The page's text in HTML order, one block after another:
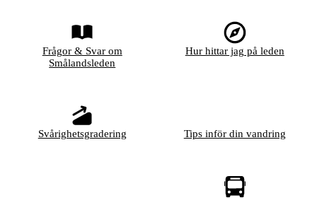
Frågor & Svar om
Smålandsleden
Hur hittar jag på leden
Svårighetsgradering Tips inför din vandring